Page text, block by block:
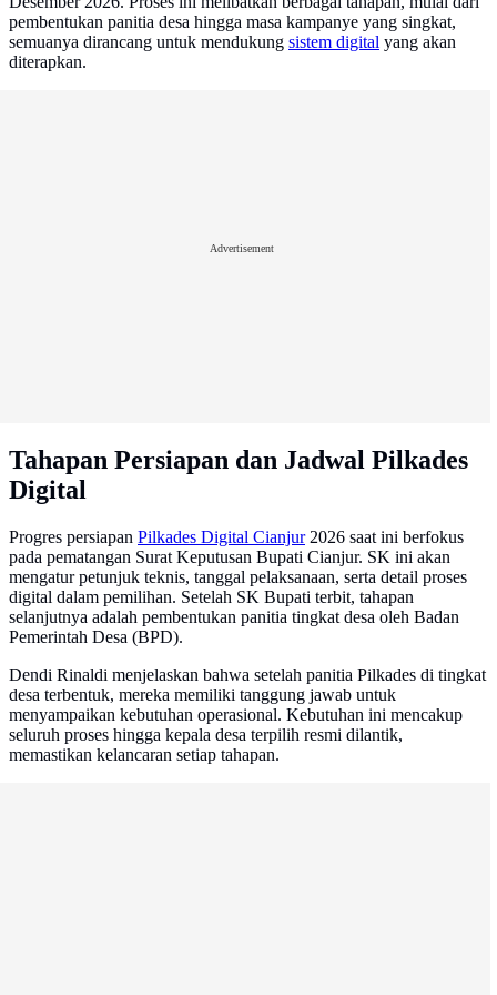
pembentukan panitia desa hingga masa kampanye yang singkat,
semuanya dirancang untuk mendukung sistem digital yang akan
diterapkan.
Advertisement
Tahapan Persiapan dan Jadwal Pilkades
Digital
Progres persiapan Pilkades Digital Cianjur2026 saat ini berfokus
pada pematangan Surat Keputusan Bupati Cianjur. SK ini akan
mengatur petunjuk teknis, tanggal pelaksanaan, serta detail proses
digital dalam pemilihan. Setelah SK Bupati terbit, tahapan
selanjutnya adalah pembentukan panitia tingkat desa oleh Badan
Pemerintah Desa (BPD).
Dendi Rinaldi menjelaskan bahwa setelah panitia Pilkades di tingkat
desa terbentuk, mereka memiliki tanggung jawab untuk
menyampaikan kebutuhan operasional. Kebutuhan ini mencakup
seluruh proses hingga kepala desa terpilih resmi dilantik,
memastikan kelancaran setiap tahapan.